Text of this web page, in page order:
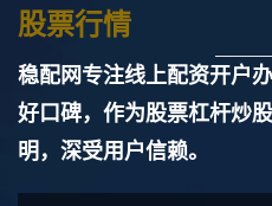
股票行情
稳配网专注线上配资开户
好口碑，作为股票杠杆炒
明，深受用户信赖。